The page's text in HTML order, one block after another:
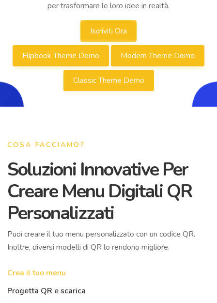
per trasformare le loro idee in realtà.
Iscriviti Ora
Flipbook Theme Demo Modern Theme Demo
Classic Theme Demo
COSA FACCIAMO?
Soluzioni Innovative Per
Creare Menu Digitali QR
Personalizzati
Puoi creare il tuo menu personalizzato con un codice QR.
Inoltre, diversi modelli di QR lo rendono migliore.
Crea il tuo menu
Progetta QR e scarica